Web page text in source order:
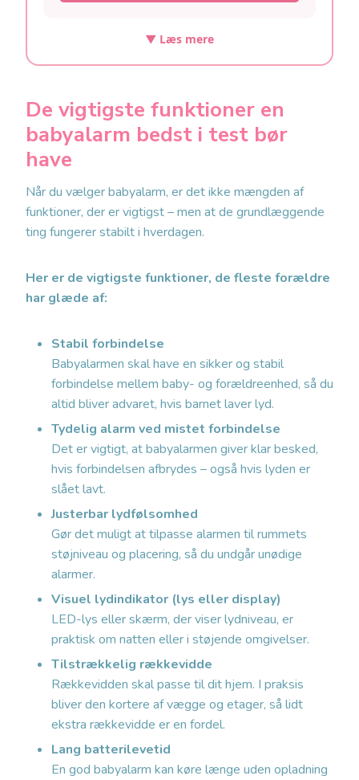
▼ Læs mere
De vigtigste funktioner en
babyalarm bedst i test bør
have
Når du vælger babyalarm, er det ikke mængden af
funktioner, der er vigtigst – men at de grundlæggende
ting fungerer stabilt i hverdagen.
Her er de vigtigste funktioner, de fleste forældre
har glæde af:
Stabil forbindelse
Babyalarmen skal have en sikker og stabil
forbindelse mellem baby- og forældreenhed, så du
altid bliver advaret, hvis barnet laver lyd.
Tydelig alarm ved mistet forbindelse
Det er vigtigt, at babyalarmen giver klar besked,
hvis forbindelsen afbrydes – også hvis lyden er
slået lavt.
Justerbar lydfølsomhed
Gør det muligt at tilpasse alarmen til rummets
støjniveau og placering, så du undgår unødige
alarmer.
Visuel lydindikator (lys eller display)
LED-lys eller skærm, der viser lydniveau, er
praktisk om natten eller i støjende omgivelser.
Tilstrækkelig rækkevidde
Rækkevidden skal passe til dit hjem. I praksis
bliver den kortere af vægge og etager, så lidt
ekstra rækkevidde er en fordel.
Lang batterilevetid
En god babyalarm kan køre længe uden opladning